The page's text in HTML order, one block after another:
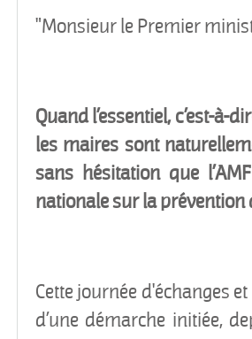
"Monsieur le Premier
Quand l’essentiel, c’est-à-
les maires sont
sans hésitation que
nationale sur la prévention
Cette journée d'échanges
d’une démarche initiée,